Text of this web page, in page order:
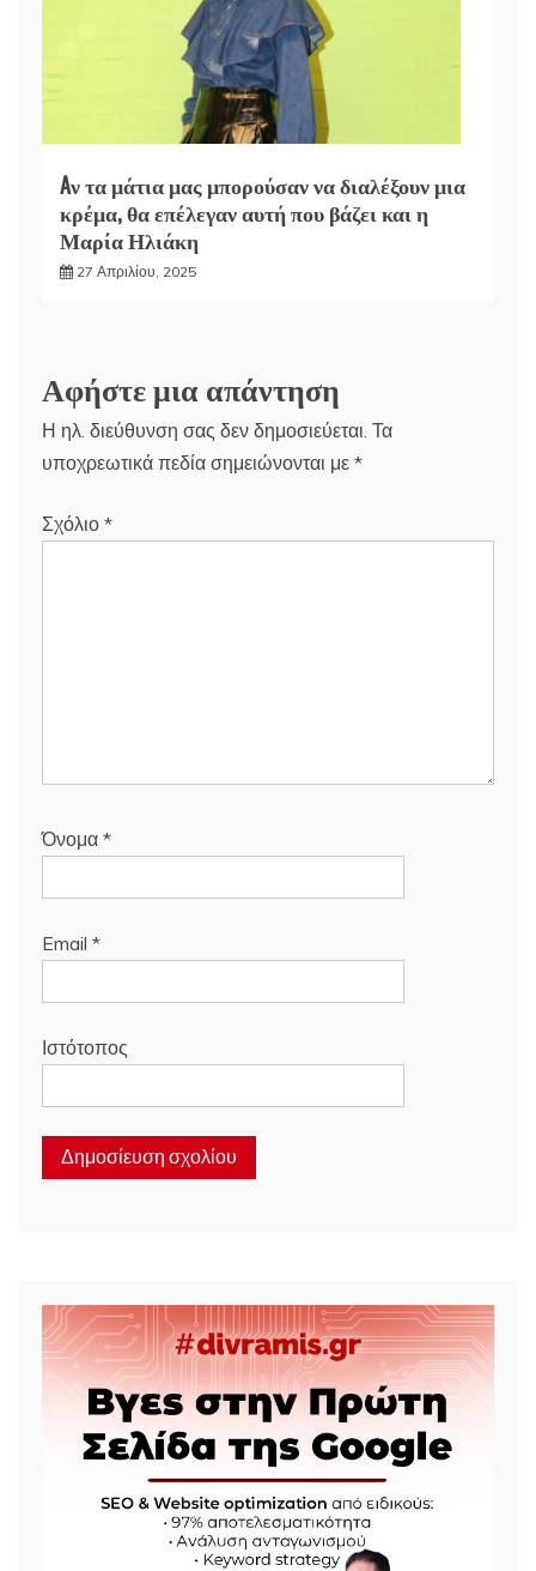
Aν τα μάτια μας μπορούσαν να διαλέξουν μια
κρέμα, θα επέλεγαν αυτή που βάζει και η
Μαρία Ηλιάκη
27 Απριλίου, 2025
Αφήστε μια απάντηση
Η ηλ. διεύθυνση σας δεν δημοσιεύεται. Τα
υποχρεωτικά πεδία σημειώνονται με *
Σχόλιο *
Όνομα *
Email *
Ιστότοπος